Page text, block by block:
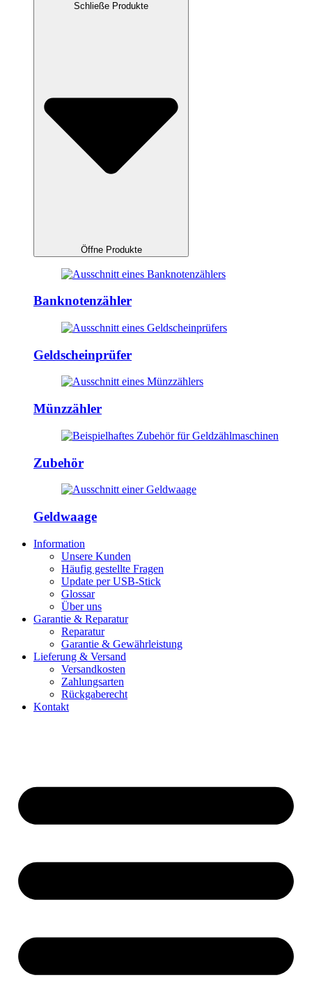
Schließe Produkte
Öffne Produkte
Banknotenzähler
Geldscheinprüfer
Münzzähler
Zubehör
Geldwaage
Information
Unsere Kunden
Häufig gestellte Fragen
Update per USB-Stick
Glossar
Über uns
Garantie & Reparatur
Reparatur
Garantie & Gewährleistung
Lieferung & Versand
Versandkosten
Zahlungsarten
Rückgaberecht
Kontakt